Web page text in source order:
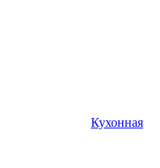
Кухонная